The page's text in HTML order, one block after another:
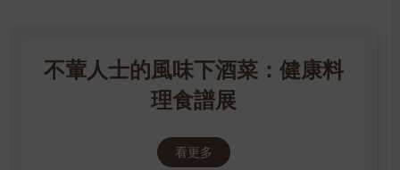
不葷人士的風味下酒菜：健康料
理食譜展
看更多